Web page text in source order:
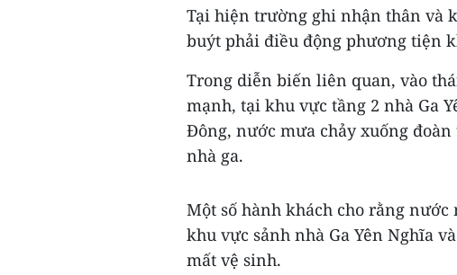
Tại hiện trường ghi nhận thân và
buýt phải điều động phương tiện
Trong diễn biến liên quan, vào
mạnh, tại khu vực tầng 2 nhà Ga
Đông, nước mưa chảy xuống
nhà ga.
Một số hành khách cho rằng
khu vực sảnh nhà Ga Yên Nghĩa
mất vệ sinh.